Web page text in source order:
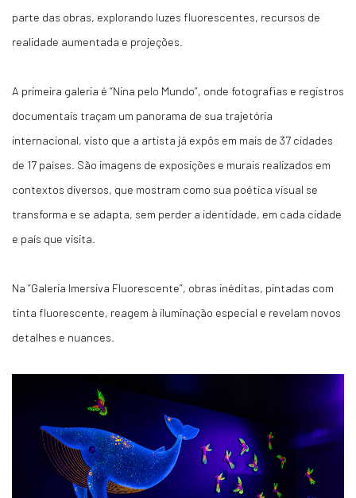
parte das obras, explorando luzes fluorescentes, recursos de
realidade aumentada e projeções.
A primeira galeria é “Nina pelo Mundo”, onde fotografias e registros
documentais traçam um panorama de sua trajetória
internacional, visto que a artista já expôs em mais de 37 cidades
de 17 países. São imagens de exposições e murais realizados em
contextos diversos, que mostram como sua poética visual se
transforma e se adapta, sem perder a identidade, em cada cidade
e país que visita.
Na “Galeria Imersiva Fluorescente”, obras inéditas, pintadas com
tinta fluorescente, reagem à iluminação especial e revelam novos
detalhes e nuances.